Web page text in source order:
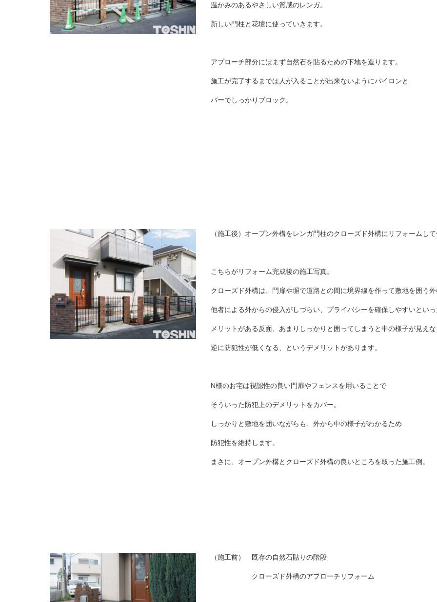
温かみのあるやさしい質感のレンガ。
新しい門柱と花壇に使っていきます。
アプローチ部分にはまず自然石を貼るための下地を造ります。
施工が完了するまでは人が入ることが出来ないようにパイロンと
バーでしっかりブロック。
（施工後）オープン外構をレンガ門柱のクローズド外構にリフォームし
こちらがリフォーム完成後の施工写真。
クローズド外構は、門扉や塀で道路との間に境界線を作って敷地を囲う外
他者による外からの侵入がしづらい、プライバシーを確保しやすいといっ
メリットがある反面、あまりしっかりと囲ってしまうと中の様子が見え
逆に防犯性が低くなる、というデメリットがあります。
N様のお宅は視認性の良い門扉やフェンスを用いることで
そういった防犯上のデメリットをカバー。
しっかりと敷地を囲いながらも、外から中の様子がわかるため
防犯性を維持します。
まさに、オープン外構とクローズド外構の良いところを取った施工例。
（施工前） 既存の自然石貼りの階段
クローズド外構のアプローチリフォーム